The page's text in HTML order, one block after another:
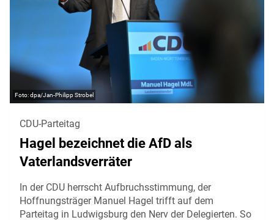
dpa/Jan-Philipp Strobel
CDU-Parteitag
Hagel bezeichnet die AfD als
Vaterlandsverräter
In der CDU herrscht Aufbruchsstimmung, der
Hoffnungsträger Manuel Hagel trifft auf dem
Parteitag in Ludwigsburg den Nerv der Delegierten. So